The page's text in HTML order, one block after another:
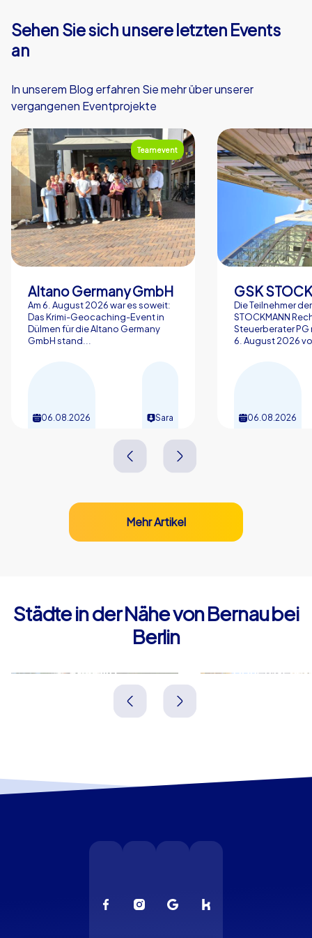
Sehen Sie sich unsere letzten Events
an
In unserem Blog erfahren Sie mehr über unserer
vergangenen Eventprojekte
Teamevent
Altano Germany GmbH
Am 6. August 2026 war es soweit:
Das Krimi-Geocaching-Event in
Dülmen für die Altano Germany
GmbH stand...
06.08.2026 Sara
Die Teilnehmer
STOCKMANN
Steuerberater PG
6. August 2026
06.08.2026
Mehr Artikel
Städte in der Nähe von Bernau bei
Berlin
Wandlitz
Deutschland
Hohen